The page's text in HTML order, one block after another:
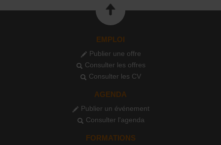
EMPLOI
Publier une offre
Consulter les offres
Consulter les CV
AGENDA
Publier un événement
Consulter l'agenda
FORMATIONS